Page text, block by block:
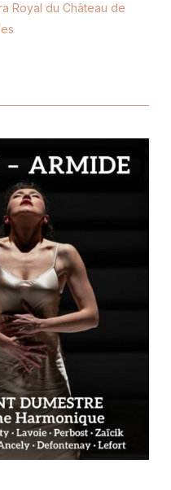
Royal du Château de